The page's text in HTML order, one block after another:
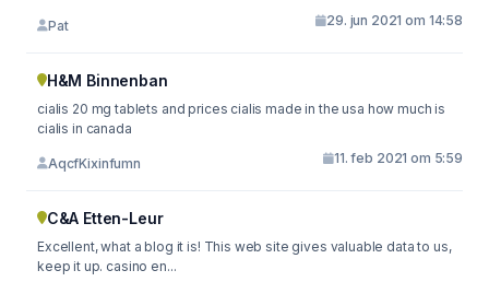
Pat 29. jun 2021 om 14:58
H&M Binnenban
cialis 20 mg tablets and prices cialis made in the usa how much is
cialis in canada
AqcfKixinfumn 11. feb 2021 om 5:59
C&A Etten-Leur
Excellent, what a blog it is! This web site gives valuable data to us,
keep it up. casino en...